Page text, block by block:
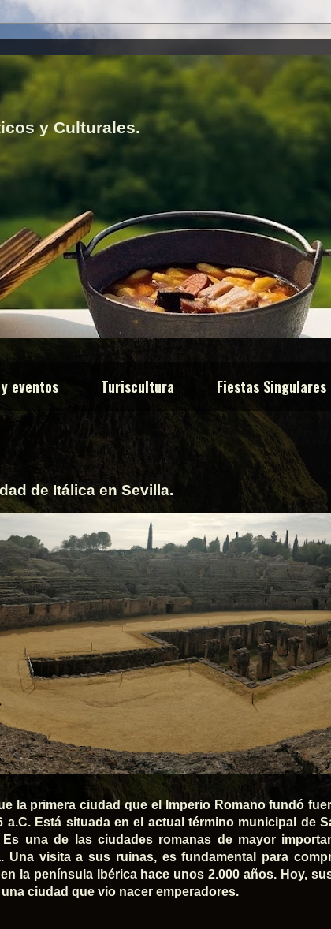
y Culturales.
eventos Turiscultura Fiestas Singulares
de Itálica en Sevilla.
la primera ciudad que el Imperio Romano fundó
a.C. Está situada en el actual término municipal de
Es una de las ciudades romanas de mayor
Una visita a sus ruinas, es fundamental para
la península Ibérica hace unos 2.000 años. Hoy,
ciudad que vio nacer emperadores.